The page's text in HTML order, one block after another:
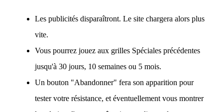
Les publicités disparaîtront. Le site chargera alors plus
vite.
Vous pourrez jouez aux grilles Spéciales précédentes
jusqu'à 30 jours, 10 semaines ou 5 mois.
Un bouton "Abandonner" fera son apparition pour
tester votre résistance, et éventuellement vous montrer